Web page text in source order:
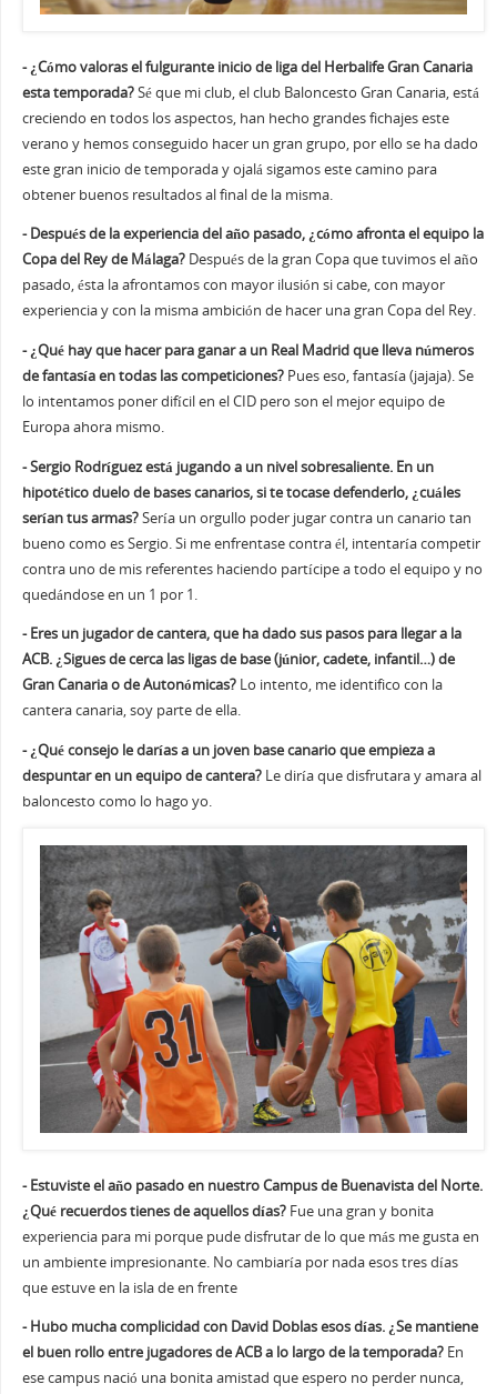
- ¿Cómo valoras el fulgurante inicio de liga del Herbalife Gran Canaria
esta temporada?Sé que mi club, el club Baloncesto Gran Canaria, está
creciendo en todos los aspectos, han hecho grandes fichajes este
verano y hemos conseguido hacer un gran grupo, por ello se ha dado
este gran inicio de temporada y ojalá sigamos este camino para
obtener buenos resultados al final de la misma.
- Después de la experiencia del año pasado, ¿cómo afronta el equipo la
Copa del Rey de Málaga?Después de la gran Copa que tuvimos el año
pasado, ésta la afrontamos con mayor ilusión si cabe, con mayor
experiencia y con la misma ambición de hacer una gran Copa del Rey.
- ¿Qué hay que hacer para ganar a un Real Madrid que lleva números
de fantasía en todas las competiciones?Pues eso, fantasía (jajaja). Se
lo intentamos poner difícil en el CID pero son el mejor equipo de
Europa ahora mismo.
- Sergio Rodríguez está jugando a un nivel sobresaliente. En un
hipotético duelo de bases canarios, si te tocase defenderlo, ¿cuáles
serían tus armas?Sería un orgullo poder jugar contra un canario tan
bueno como es Sergio. Si me enfrentase contra él, intentaría competir
contra uno de mis referentes haciendo partícipe a todo el equipo y no
quedándose en un 1 por 1.
- Eres un jugador de cantera, que ha dado sus pasos para llegar a la
ACB. ¿Sigues de cerca las ligas de base (júnior, cadete, infantil…) de
Gran Canaria o de Autonómicas? Lo intento, me identifico con la
cantera canaria, soy parte de ella.
- ¿Qué consejo le darías a un joven base canario que empieza a
despuntar en un equipo de cantera?Le diría que disfrutara y amara al
baloncesto como lo hago yo.
- Estuviste el año pasado en nuestro Campus de Buenavista del Norte.
¿Qué recuerdos tienes de aquellos días?Fue una gran y bonita
experiencia para mi porque pude disfrutar de lo que más me gusta en
un ambiente impresionante. No cambiaría por nada esos tres días
que estuve en la isla de en frente
- Hubo mucha complicidad con David Doblas esos días. ¿Se mantiene
el buen rollo entre jugadores de ACB a lo largo de la temporada?En
ese campus nació una bonita amistad que espero no perder nunca,